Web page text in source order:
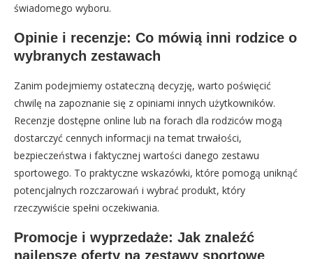
świadomego wyboru.
Opinie i recenzje: Co mówią inni rodzice o
wybranych zestawach
Zanim podejmiemy ostateczną decyzję, warto poświęcić
chwilę na zapoznanie się z opiniami innych użytkowników.
Recenzje dostępne online lub na forach dla rodziców mogą
dostarczyć cennych informacji na temat trwałości,
bezpieczeństwa i faktycznej wartości danego zestawu
sportowego. To praktyczne wskazówki, które pomogą uniknąć
potencjalnych rozczarowań i wybrać produkt, który
rzeczywiście spełni oczekiwania.
Promocje i wyprzedaże: Jak znaleźć
najlepsze oferty na zestawy sportowe